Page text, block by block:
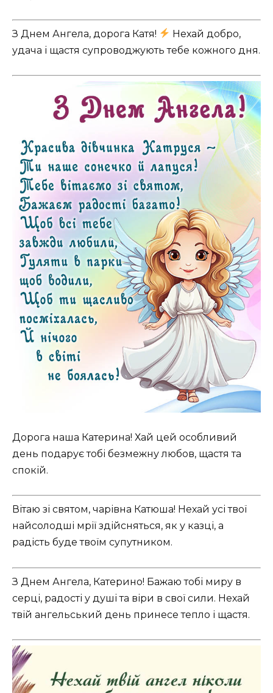
З Днем Ангела, дорога Катя!
Нехай добро,
удача і щастя супроводжують тебе кожного дня.
Дорога наша Катерина! Хай цей особливий
день подарує тобі безмежну любов, щастя та
спокій.
Вітаю зі святом, чарівна Катюша! Нехай усі твої
найсолодші мрії здійсняться, як у казці, а
радість буде твоїм супутником.
З Днем Ангела, Катерино! Бажаю тобі миру в
серці, радості у душі та віри в свої сили. Нехай
твій ангельський день принесе тепло і щастя.